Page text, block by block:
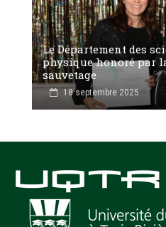
Le Département des
physique honoré par
sauvetage
18 septembre 2025